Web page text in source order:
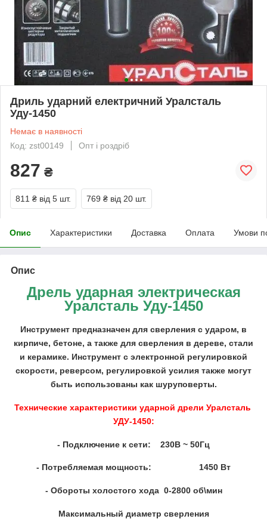
Дриль ударний електричний Уралсталь
Уду-1450
Немає в наявності
Код: zst00149
Опт і роздріб
827 ₴
811 ₴ від 5 шт. 769 ₴ від 20 шт.
Опис Характеристики Доставка Оплата Умови
Опис
Дрель ударная электрическая
Уралсталь Уду-1450
Инструмент предназначен для сверления с ударом, в
кирпиче, бетоне, а также для сверления в дереве, стали
и керамике. Инструмент с электронной регулировкой
скорости, реверсом, регулировкой усилия также могут
быть использованы как шуруповерты.
Технические характеристики ударной дрели Уралсталь
УДУ-1450:
- Подключение к сети: 230В ~ 50Гц
- Потребляемая мощность: 1450 Вт
- Обороты холостого хода 0-2800 об\мин
Максимальный диаметр сверления